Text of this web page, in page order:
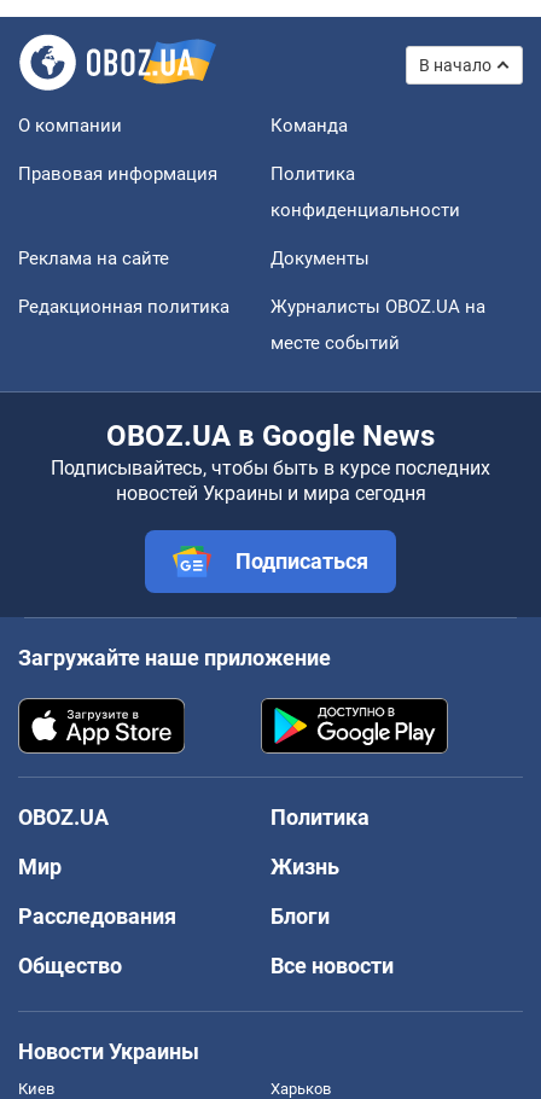
В начало
О компании Команда
Правовая информация
Политика
конфиденциальности
Реклама на сайте Документы
Редакционная политика
Журналисты OBOZ.UA на
месте событий
OBOZ.UA в Google News
Подписывайтесь, чтобы быть в курсе последних
новостей Украины и мира сегодня
Подписаться
Загружайте наше приложение
OBOZ.UA
Политика
Мир
Жизнь
Расследования
Блоги
Общество
Все новости
Новости Украины
Киев Харьков